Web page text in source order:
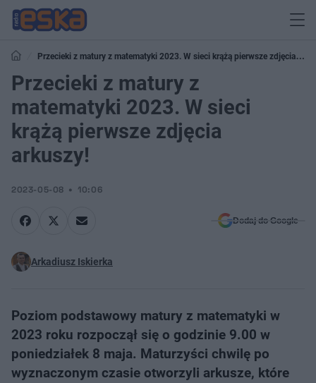
Przecieki z matury z matematyki 2023. W sieci krążą pierwsze zdjęcia
arkuszy!
Przecieki z matury z
matematyki 2023. W sieci
krążą pierwsze zdjęcia
arkuszy!
2023-05-08 10:06
Dodaj do Google
Arkadiusz Iskierka
Poziom podstawowy matury z matematyki w
2023 roku rozpoczął się o godzinie 9.00 w
poniedziałek 8 maja. Maturzyści chwilę po
wyznaczonym czasie otworzyli arkusze, które